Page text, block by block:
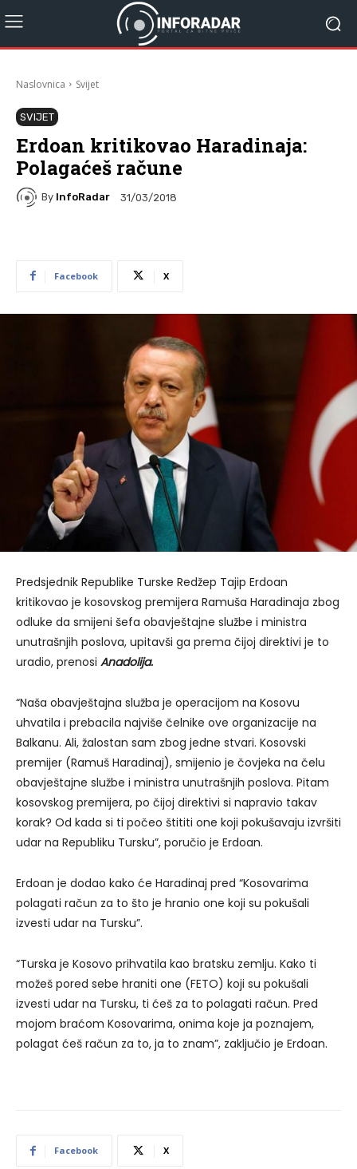
Naslovnica Svijet
SVIJET
Erdoan kritikovao Haradinaja:
Polagaćeš račune
By InfoRadar 31/03/2018
Facebook X
Predsjednik Republike Turske Redžep Tajip Erdoan
kritikovao je kosovskog premijera Ramuša Haradinaja zbog
odluke da smijeni šefa obavještajne službe i ministra
unutrašnjih poslova, upitavši ga prema čijoj direktivi je to
uradio, prenosi Anadolija.
“Naša obavještajna služba je operacijom na Kosovu
uhvatila i prebacila najviše čelnike ove organizacije na
Balkanu. Ali, žalostan sam zbog jedne stvari. Kosovski
premijer (Ramuš Haradinaj), smijenio je čovjeka na čelu
obavještajne službe i ministra unutrašnjih poslova. Pitam
kosovskog premijera, po čijoj direktivi si napravio takav
korak? Od kada si ti počeo štititi one koji pokušavaju izvršiti
udar na Republiku Tursku”, poručio je Erdoan.
Erdoan je dodao kako će Haradinaj pred “Kosovarima
polagati račun za to što je hranio one koji su pokušali
izvesti udar na Tursku”.
“Turska je Kosovo prihvatila kao bratsku zemlju. Kako ti
možeš pored sebe hraniti one (FETO) koji su pokušali
izvesti udar na Tursku, ti ćeš za to polagati račun. Pred
mojom braćom Kosovarima, onima koje ja poznajem,
polagat ćeš račun za to, ja to znam”, zaključio je Erdoan.
Facebook X